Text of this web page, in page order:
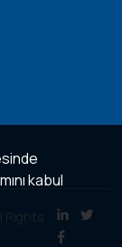
kabul
Rights